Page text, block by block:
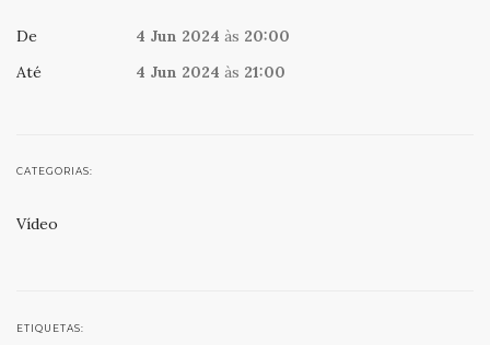
De 4 Jun 2024 às 20:00
Até
4 Jun 2024 às 21:00
CATEGORIAS:
Vídeo
ETIQUETAS: